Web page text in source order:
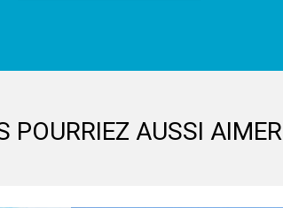
POURRIEZ AUSSI AIMER